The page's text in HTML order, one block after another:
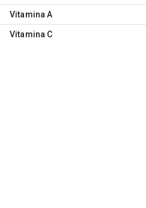
Vitamina A
Vitamina C